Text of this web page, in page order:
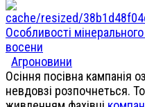
Особливості
восени
Агроновини
Осіння посівна кампанія
невдовзі розпочнеться.